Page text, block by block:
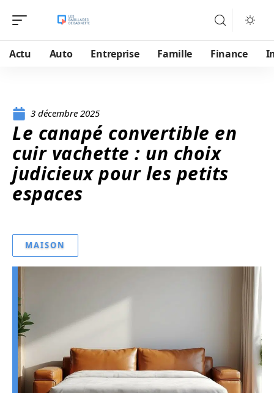
Actu Auto Entreprise Famille Finance
3 décembre 2025
Le canapé convertible en
cuir vachette : un choix
judicieux pour les petits
espaces
MAISON